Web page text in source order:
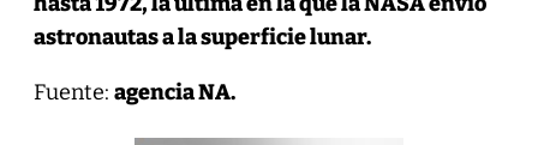
astronautas a la superficie lunar.
Fuente: agencia NA.